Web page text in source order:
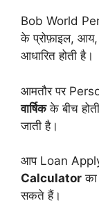
Bob World
के प्रोफ़ाइल,
आधारित होती है।
आमतौर पर
वार्षिकके बीच
जाती है।
आप Loan
Calculator
सकते हैं।